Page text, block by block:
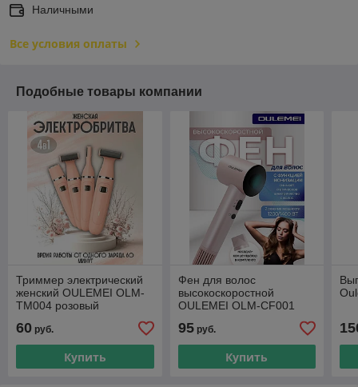
Наличными
Все условия оплаты
Подобные товары компании
Триммер электрический
женский OULEMEI OLM-
TM004 розовый
60 руб.
Купить
Фен для волос
высокоскоростной
OULEMEI OLM-CF001
95руб.
Купить